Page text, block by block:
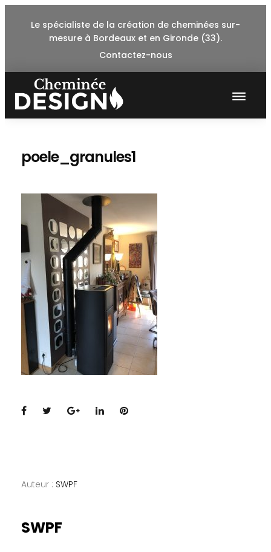
Le spécialiste de la création de cheminées sur-
mesure à Bordeaux et en Gironde (33).
Contactez-nous
poele_granules1
Facebook
TwitterGoogle+
LinkedInPinterest
Auteur : SWPF
SWPF